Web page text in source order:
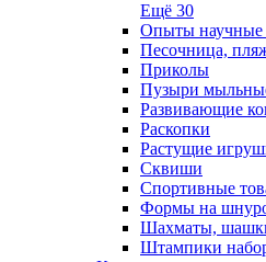
Ещё 30
Опыты научные
Песочница,
Приколы
Пузыри
Развивающие
Раскопки
Растущие
Сквиши
Спортивные
Формы на
Шахматы,
Штампики